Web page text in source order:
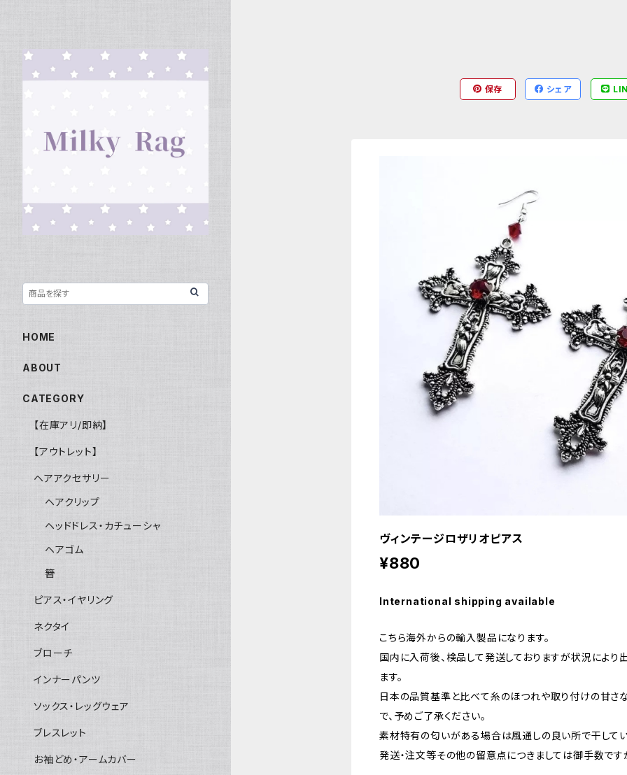
保存 シェア
ヴィンテージロザリオピアス
¥880
International shipping available
こちら海外からの輸入製品になります。
国内に入荷後、検品して発送しておりますが状況によ
ます。
日本の品質基準と比べて糸のほつれや取り付けの甘さ
で、予めご了承ください。
素材特有の匂いがある場合は風通しの良い所で干してい
発送・注文等その他の留意点につきましては御手数で
HOME
ABOUT
CATEGORY
【在庫アリ/即納】
【アウトレット】
ヘアアクセサリー
ヘアクリップ
ヘッドドレス・カチューシャ
ヘアゴム
簪
ピアス・イヤリング
ネクタイ
ブローチ
インナーパンツ
ソックス・レッグウェア
ブレスレット
お袖どめ・アームカバー